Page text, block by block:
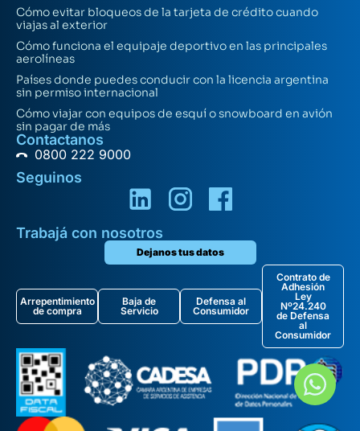
Cómo evitar bloqueos de la tarjeta de crédito cuando
viajas al exterior
Cómo funciona el equipaje deportivo en las principales
aerolíneas
Países donde puedes conducir con la licencia argentina
sin permiso internacional
Cómo viajar con equipos de esquí o snowboard en avión
sin pagar de más
Contactanos
0800 222 9000
Seguinos
Trabajá con nosotros
Dejanos tus datos
Arrepentimiento
de compra
Baja de
Servicio
Defensa al
Consumidor
Contrato de
Adhesión
Ley
Nº24.240
de Defensa
al
Consumidor